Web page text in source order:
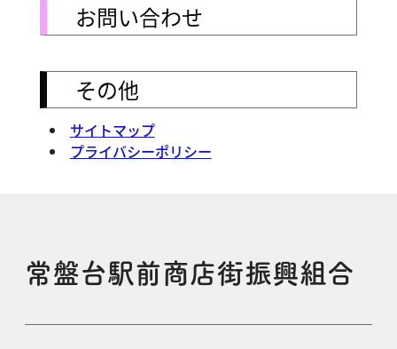
お問い合わせ
その他
サイトマップ
プライバシーポリシー
常盤台駅前商店街振興組合